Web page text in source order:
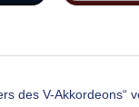
des V-